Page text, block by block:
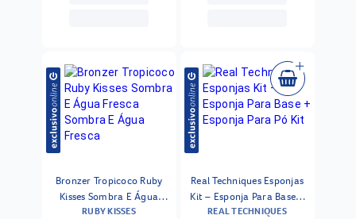
Bronzer Tropicoco Ruby
Kisses Sombra E Água
Fresca Sombra E Água
RUBY KISSES
Real Techniques Esponjas
Kit – Esponja Para Base +
Esponja Para Pó Kit
REAL TECHNIQUES